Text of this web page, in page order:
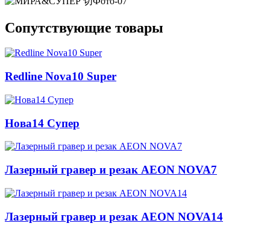
Сопутствующие товары
Redline Nova10 Super
Нова14 Супер
Лазерный гравер и резак AEON NOVA7
Лазерный гравер и резак AEON NOVA14